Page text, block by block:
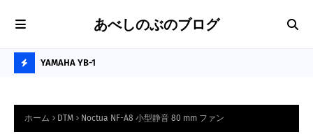
あべしのぶのブログ
O
な卓上 YAMAHA YB-1
ホーム DTM Noctua NF-A8 小型静音 80 mm ファン